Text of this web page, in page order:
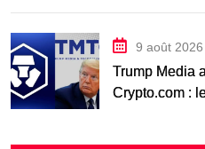
9 août 2026
Trump Media
Crypto.com :